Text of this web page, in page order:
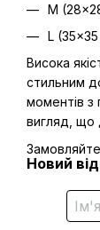
M
L
Висока
стильним
моментів з
вигляд, що
Новий